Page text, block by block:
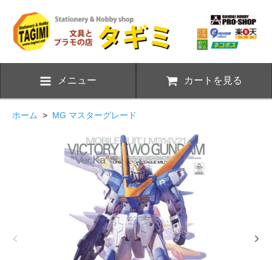
メニュー カートを見る
ホーム > MG マスターグレード